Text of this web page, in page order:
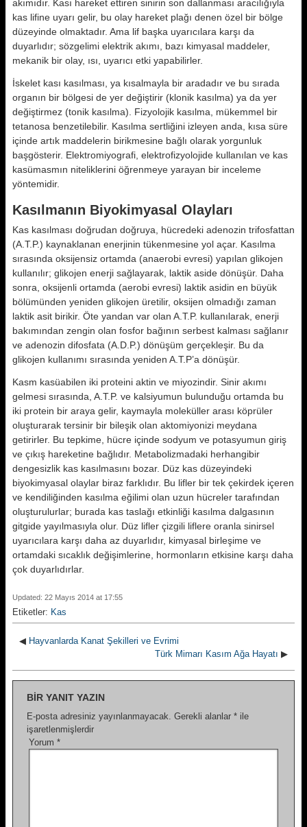
akımıdır. Kası hareket ettiren sinirin son dallanma­sı aracılığıyla
kas lifine uyarı gelir, bu olay hareket plağı denen özel bir böl­ge
düzeyinde olmaktadır. Ama lif baş­ka uyarıcılara karşı da
duyarlıdır; sözgelimi elektrik akımı, bazı kimya­sal maddeler,
mekanik bir olay, ısı, uyarıcı etki yapabilirler.
İskelet kası kasılması, ya kısalmayla bir aradadır ve bu sırada
organın bir bölgesi de yer değiştirir (klonik kasıl­ma) ya da yer
değiştirmez (tonik kasılma). Fizyolojik kasılma, mükem­mel bir
tetanosa benzetilebilir. Kasıl­ma sertliğini izleyen anda, kısa süre
içinde artık maddelerin birikmesine bağlı olarak yorgunluk
başgösterir. Elektromiyografi, elektrofizyolojide kullanılan ve kas
kasümasmın nitelik­lerini öğrenmeye yarayan bir incele­me
yöntemidir.
Kasılmanın Biyokimyasal Olayları
Kas kasılması doğrudan doğruya, hücredeki adenozin trifosfattan
(A.T.P.) kaynaklanan enerjinin tüken­mesine yol açar. Kasılma
sırasında oksijensiz ortamda (anaerobi evresi) yapılan glikojen
kullanılır; glikojen enerji sağlayarak, laktik aside dönü­şür. Daha
sonra, oksijenli ortamda (aerobi evresi) laktik asidin en büyük
bölümünden yeniden glikojen üretilir, oksijen olmadığı zaman
laktik asit bi­rikir. Öte yandan var olan A.T.P. kullanılarak, enerji
bakımından zengin olan fosfor bağının serbest kalması sağlanır
ve adenozin difosfata (A.D.P.) dönüşüm gerçekleşir. Bu da
glikojen kullanımı sırasında yeniden A.T.P’a dönüşür.
Kasm kasüabilen iki proteini aktin ve miyozindir. Sinir akımı
gelmesi sıra­sında, A.T.P. ve kalsiyumun bulundu­ğu ortamda bu
iki protein bir araya gelir, kaymayla moleküller arası köp­rüler
oluşturarak tersinir bir bileşik olan aktomiyonizi meydana
getirirler. Bu tepkime, hücre içinde sodyum ve potasyumun giriş
ve çıkış hareketine bağlıdır. Metabolizmadaki herhangibir
dengesizlik kas kasılmasını bozar. Düz kas düzeyindeki
biyokimyasal olaylar biraz farklıdır. Bu lifler bir tek çekirdek içeren
ve kendiliğinden ka­sılma eğilimi olan uzun hücreler tara­fından
oluşturulurlar; burada kas tas­lağı etkinliği kasılma dalgasının
gitgi­de yayılmasıyla olur. Düz lifler çizgili liflere oranla sinirsel
uyarıcılara kar­şı daha az duyarlıdır, kimyasal birleşime ve
ortamdaki sıcaklık değişimlerine, hormonların etkisine karşı daha
çok duyarlıdırlar.
Updated: 22 Mayıs 2014 at 17:55
Etiketler: Kas
◀ Hayvanlarda Kanat Şekilleri ve Evrimi
Türk Mimarı Kasım Ağa Hayatı ▶
BIR YANIT YAZIN
E-posta adresiniz yayınlanmayacak. Gerekli alanlar * ile
işaretlenmişlerdir
Yorum *